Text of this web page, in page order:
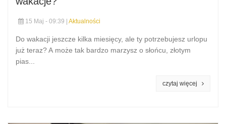
15 Maj - 09:39 | Aktualności
Do wakacji jeszcze kilka miesięcy, ale ty potrzebujesz urlopu
już teraz? A może tak bardzo marzysz o słońcu, złotym
pias...